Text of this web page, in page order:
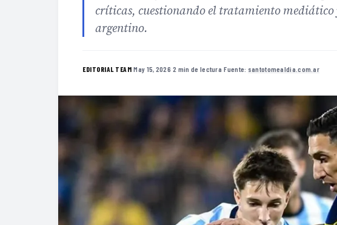
críticas, cuestionando el tratamiento
argentino.
EDITORIAL TEAM·May 15, 2026·2 min de lectura·Fuente: santotomealdia.com.ar